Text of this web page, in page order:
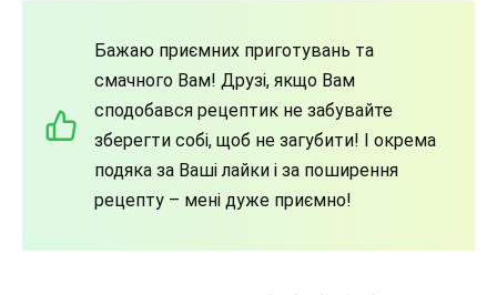
Бажаю приємних приготувань та
смачного Вам! Друзі, якщо Вам
сподобався рецептик не забувайте
зберегти собі, щоб не загубити! І окрема
подяка за Ваші лайки і за поширення
рецепту – мені дуже приємно!